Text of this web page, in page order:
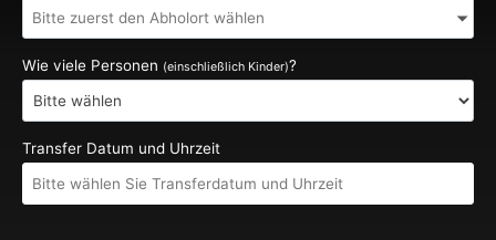
Wie viele Personen (einschließlich Kinder)?
Transfer Datum und Uhrzeit